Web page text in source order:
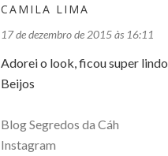
CAMILA LIMA
17 de dezembro de 2015 às 16:11
Adorei o look, ficou super lindo
Beijos
Blog Segredos da Cáh
Instagram